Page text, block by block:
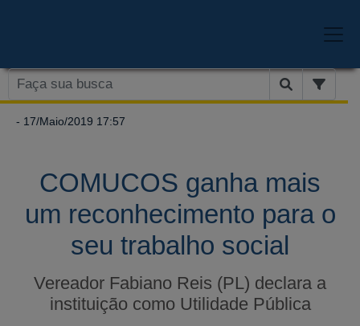
- 17/Maio/2019 17:57
COMUCOS ganha mais
um reconhecimento para o
seu trabalho social
Vereador Fabiano Reis (PL) declara a
instituição como Utilidade Pública